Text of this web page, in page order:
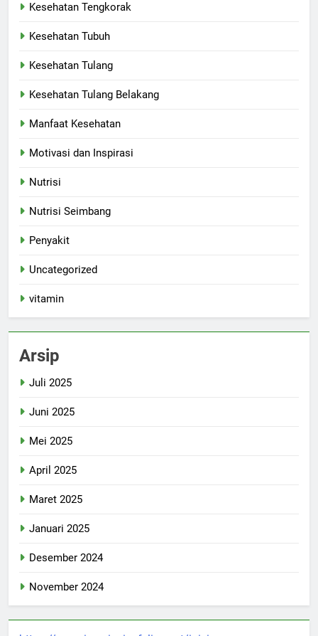
Kesehatan Tengkorak
Kesehatan Tubuh
Kesehatan Tulang
Kesehatan Tulang Belakang
Manfaat Kesehatan
Motivasi dan Inspirasi
Nutrisi
Nutrisi Seimbang
Penyakit
Uncategorized
vitamin
Arsip
Juli 2025
Juni 2025
Mei 2025
April 2025
Maret 2025
Januari 2025
Desember 2024
November 2024